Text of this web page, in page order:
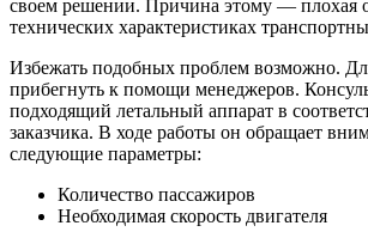
своем решении. Причина этому — плохая
технических характеристиках
Избежать подобных проблем возможно.
прибегнуть к помощи менеджеров.
подходящий летальный аппарат в
заказчика. В ходе работы он обращает
следующие параметры:
Количество пассажиров
Необходимая скорость двигателя